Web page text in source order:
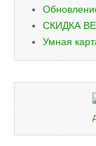
СКИДКА
Умная